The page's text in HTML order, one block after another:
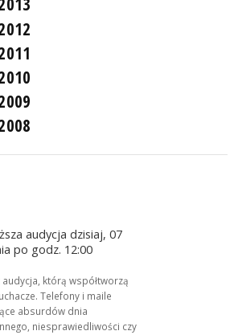
audycja dzisiaj, 07
po godz. 12:00
którą współtworzą
Telefony i maile
absurdów dnia
niesprawiedliwości czy